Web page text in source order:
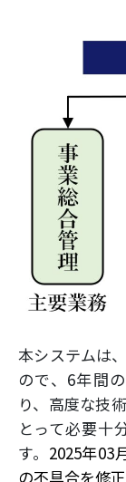
本システムは
ので、6年間
り、高度な技
とって必要十
す。 2025年03
の不具合を修